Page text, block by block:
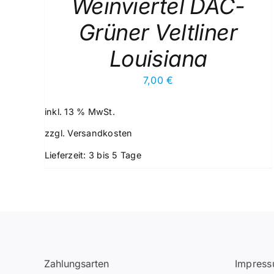
Weinviertel DAC-
Grüner Veltliner
Louisiana
7,00€
inkl. 13 % MwSt.
zzgl.Versandkosten
Lieferzeit: 3 bis 5 Tage
Zahlungsarten